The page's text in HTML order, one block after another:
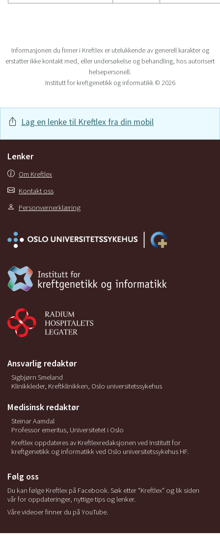
Informasjonen du finner i Kreftlex er utelukkende av generell karakter og
erstatter ikke kontakt med, eller undersøkelse og behandling, hos autorisert
helsepersonell.
Institutt for kreftgenetikk og informatikk © 2026
Lag en lenke til Kreftlex fra din mobil
Lenker
Om Kreftlex
Kontakt oss
Personvernerklæring
Ansvarlig redaktør
Sigbjørn Smeland
Klinikkleder, Kreftklinikken, Oslo universitetssykehus
Medisinsk redaktør
Steinar Aamdal
Professor emeritus, Universitetet i Oslo
Kreftlex oppdateres av Kreftlexredaksjonen ved Institutt for
kreftgenetikk og informatikk ved Oslo universitetssykehus HF.
Følg oss
Du kan følge Kreftlex på Facebook. Søk etter "Kreftlex" og lik siden
vår for oppdateringer, nyttige tips og lenker.
Våre videoer finner du på YouTube.